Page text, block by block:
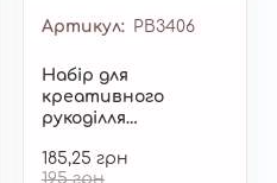
Артикул РВ3406
Набір для
креативного
рукоділля
Великий" РВ3406
185,25 грн
195 грн